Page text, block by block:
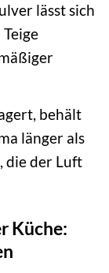
lässt sich
behält
länger als
die der Luft
Küche: